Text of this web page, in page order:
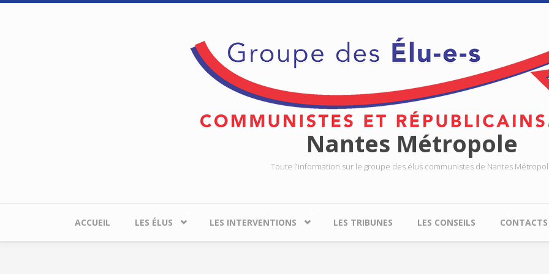
Aller au contenu principal
Nantes Métropole
Toute l'information sur le groupe des élus communistes de Nantes
ACCUEIL LES ÉLUS LES INTERVENTIONS LES TRIBUNES LES CONSEILS CONTACTS